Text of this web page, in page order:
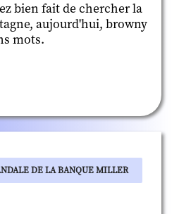
bien fait de chercher la
aujourd'hui, browny
mots.
DE LA BANQUE MILLER